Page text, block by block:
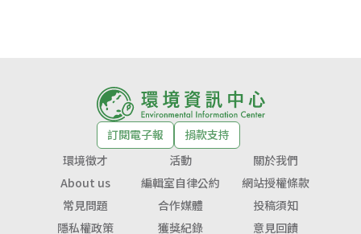
訂閱電子報
捐款支持
環境徵才
活動
關於我們
About us
編輯室自律公約
網站授權條款
常見問題
合作媒體
投稿須知
隱私權政策
獲獎紀錄 意見回饋